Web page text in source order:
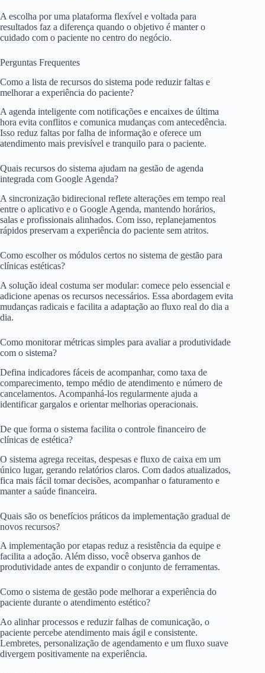
A escolha por uma plataforma flexível e voltada para
resultados faz a diferença quando o objetivo é manter o
cuidado com o paciente no centro do negócio.
Perguntas Frequentes
Como a lista de recursos do sistema pode reduzir faltas e
melhorar a experiência do paciente?
A agenda inteligente com notificações e encaixes de última
hora evita conflitos e comunica mudanças com antecedência.
Isso reduz faltas por falha de informação e oferece um
atendimento mais previsível e tranquilo para o paciente.
Quais recursos do sistema ajudam na gestão de agenda
integrada com Google Agenda?
A sincronização bidirecional reflete alterações em tempo real
entre o aplicativo e o Google Agenda, mantendo horários,
salas e profissionais alinhados. Com isso, replanejamentos
rápidos preservam a experiência do paciente sem atritos.
Como escolher os módulos certos no sistema de gestão para
clínicas estéticas?
A solução ideal costuma ser modular: comece pelo essencial e
adicione apenas os recursos necessários. Essa abordagem evita
mudanças radicais e facilita a adaptação ao fluxo real do dia a
dia.
Como monitorar métricas simples para avaliar a produtividade
com o sistema?
Defina indicadores fáceis de acompanhar, como taxa de
comparecimento, tempo médio de atendimento e número de
cancelamentos. Acompanhá-los regularmente ajuda a
identificar gargalos e orientar melhorias operacionais.
De que forma o sistema facilita o controle financeiro de
clínicas de estética?
O sistema agrega receitas, despesas e fluxo de caixa em um
único lugar, gerando relatórios claros. Com dados atualizados,
fica mais fácil tomar decisões, acompanhar o faturamento e
manter a saúde financeira.
Quais são os benefícios práticos da implementação gradual de
novos recursos?
A implementação por etapas reduz a resistência da equipe e
facilita a adoção. Além disso, você observa ganhos de
produtividade antes de expandir o conjunto de ferramentas.
Como o sistema de gestão pode melhorar a experiência do
paciente durante o atendimento estético?
Ao alinhar processos e reduzir falhas de comunicação, o
paciente percebe atendimento mais ágil e consistente.
Lembretes, personalização de agendamento e um fluxo suave
divergem positivamente na experiência.